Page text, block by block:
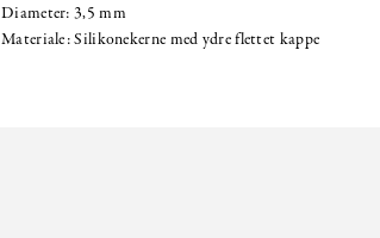
Diameter: 3,5 mm
Materiale: Silikonekerne med ydre flettet kappe